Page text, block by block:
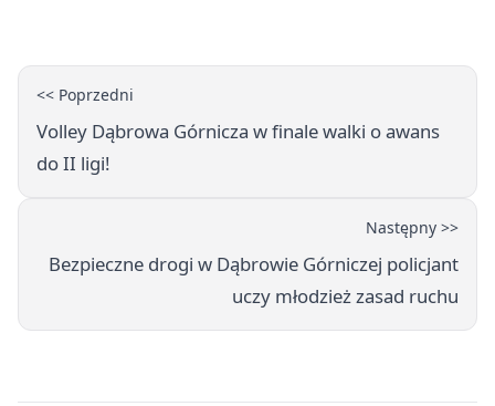
<< Poprzedni
Volley Dąbrowa Górnicza w finale walki o awans
do II ligi!
Następny >>
Bezpieczne drogi w Dąbrowie Górniczej policjant
uczy młodzież zasad ruchu